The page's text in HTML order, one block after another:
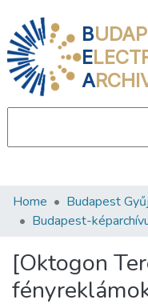
B
E
A
Communities &
Statistics
About us
Home Budapest
Budapest-
[Oktogon